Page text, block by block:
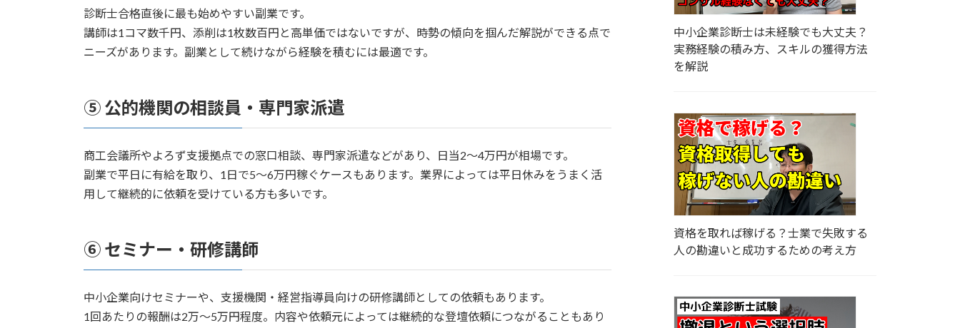
診断士合格直後に最も始めやすい副業です。
講師は1コマ数千円、添削は1枚数百円と高単価ではないですが、時勢の傾向を掴んだ解説ができる点で
ニーズがあります。副業として続けながら経験を積むには最適です。
⑤ 公的機関の相談員・専門家派遣
商工会議所やよろず支援拠点での窓口相談、専門家派遣などがあり、日当2〜4万円が相場です。
副業で平日に有給を取り、1日で5〜6万円稼ぐケースもあります。業界によっては平日休みをうまく活
用して継続的に依頼を受けている方も多いです。
⑥ セミナー・研修講師
中小企業向けセミナーや、支援機関・経営指導員向けの研修講師としての依頼もあります。
1回あたりの報酬は2万〜5万円程度。内容や依頼元によっては継続的な登壇依頼につながることもあり
中小企業診断士は未経験でも大丈夫？
実務経験の積み方、スキルの獲得方法
を解説
資格を取れば稼げる？士業で失敗する
人の勘違いと成功するための考え方